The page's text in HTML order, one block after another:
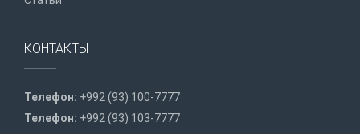
КОНТАКТЫ
Телефон: +992 (93) 100-7777
Телефон: +992 (93) 103-7777